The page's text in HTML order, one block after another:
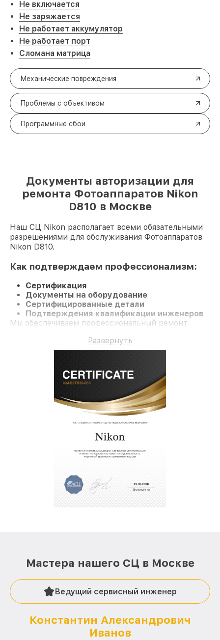
Не включается
Не заряжается
Не работает аккумулятор
Не работает порт
Сломана матрица
Механические повреждения
Проблемы с объективом
Программные сбои
Документы авторизации для
ремонта Фотоаппаратов Nikon
D810 в Москве
Наш СЦ Nikon располагает всеми обязательными
разрешениями для обслуживания Фотоаппаратов
Nikon D810.
Как подтверждаем профессионализм:
Сертификация
Документы на оборудование
Сертифицированные детали
Подтверждения квалификации инженеров
Мы обеспечиваем профессиональный ремонт
Развернуть
Мастера нашего СЦ в Москве
Ведущий сервисный инженер
Константин Александрович
Иванов